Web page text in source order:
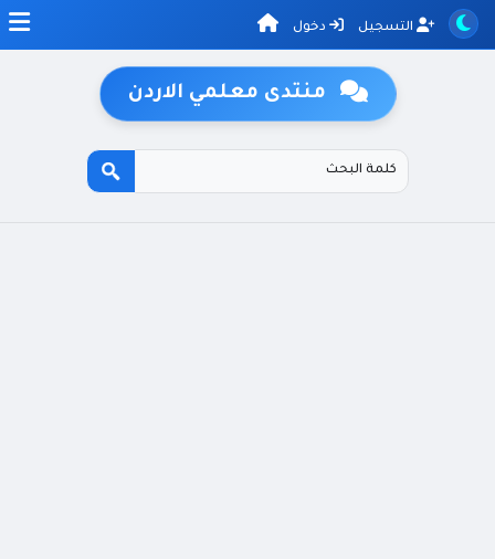
التسجيل دخول
منتدى معلمي الاردن